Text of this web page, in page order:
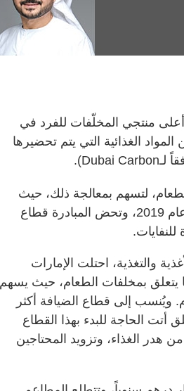
منتجي المخلّفات للفرد في
ما يُهدر من غذاء بما يقرب من 38% من المواد الغذائية التي يتم تحضيرها
لتسهم بمعالجة ذلك، حيث
تمت استعادة وتدوير ما يقرب من مليوني وجبة في عام 2019، وتحض المبادرة قطاع
والتغذية، احتلت الإمارات
في ما يتعلق بمخلفات الطعام، حيث يسهم
عام. ويُنسب إلى قطاع الضيافة أكثر
أتت الحاجة للبدء بهذا القطاع
الغذاء، وتزويد المحتاجين